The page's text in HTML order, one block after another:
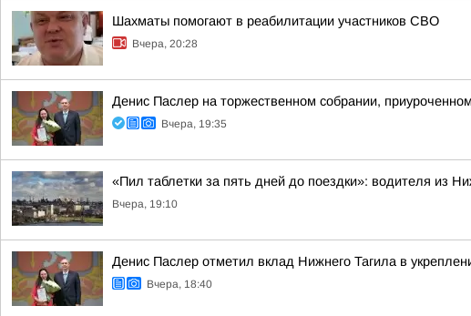
Шахматы помогают в реабилитации участников СВО
Вчера, 20:28
Денис Паслер на торжественном собрании,
Вчера, 19:35
«Пил таблетки за пять дней до поездки»: водителя из
Вчера, 19:10
Денис Паслер отметил вклад Нижнего Тагила в
Вчера, 18:40